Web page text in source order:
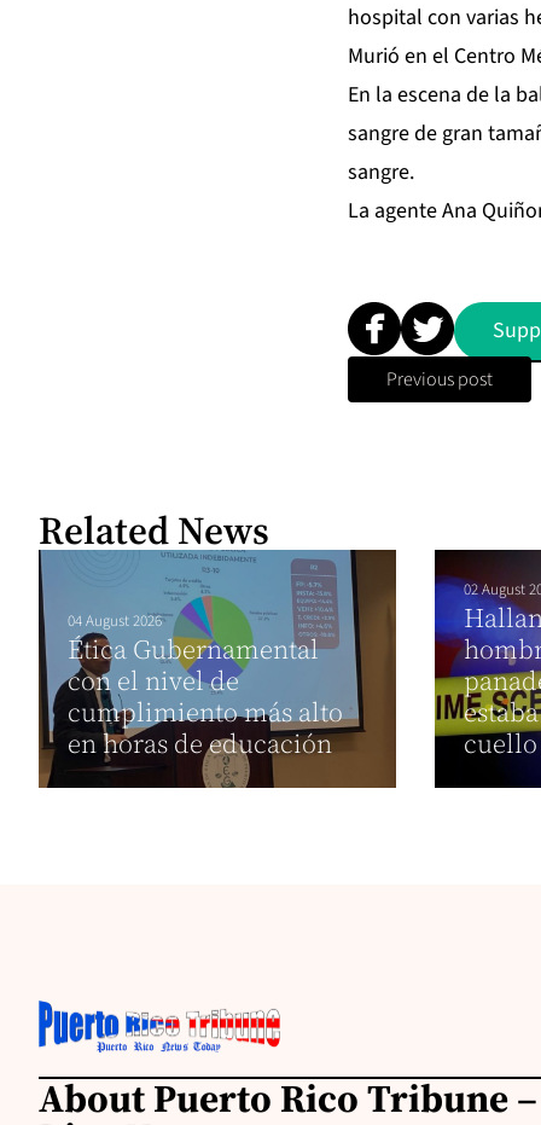
hospital con varias
Murió en el Centro
En la escena de la
sangre de gran
sangre.
La agente Ana
Previous post
Related News
04 August 2026
Ética Gubernamental
con el nivel de
cumplimiento más alto
en horas de educación
02 August
About Puerto Rico Tribune